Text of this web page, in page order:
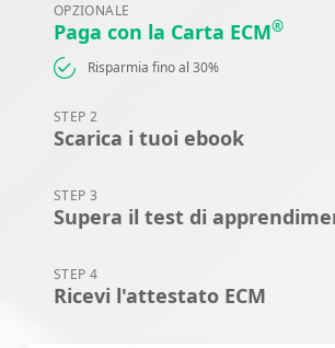
OPZIONALE
Paga con la Carta ECM®
Risparmia fino al 30%
STEP 2
Scarica i tuoi ebook
STEP 3
Supera il test di
STEP 4
Ricevi l'attestato ECM